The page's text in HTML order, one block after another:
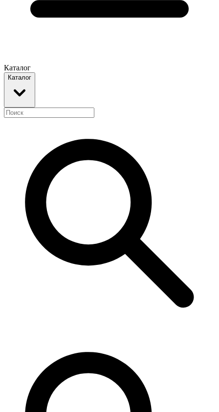
Каталог
Каталог